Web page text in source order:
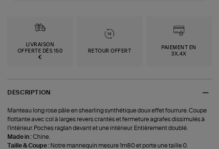
LIVRAISON
OFFERTE DÈS 150
€
RETOUR OFFERT
PAIEMENT EN
3X,4X
DESCRIPTION
Manteau long rose pâle en shearling synthétique doux effet fourrure. Coupe
flottante avec col à larges revers crantés et fermeture agrafes dissimulés à
l'intérieur. Poches raglan devant et une intérieur. Entièrement doublé.
Made in :Chine.
Taille & Coupe : Notre mannequin mesure 1m80 et porte une taille 0.